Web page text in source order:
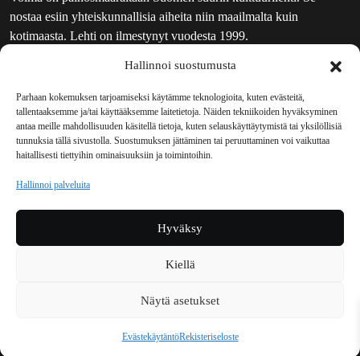
Hallinnoi suostumusta
Parhaan kokemuksen tarjoamiseksi käytämme teknologioita, kuten evästeitä,
tallentaaksemme ja/tai käyttääksemme laitetietoja. Näiden tekniikoiden hyväksyminen
antaa meille mahdollisuuden käsitellä tietoja, kuten selauskäyttäytymistä tai yksilöllisiä
tunnuksia tällä sivustolla. Suostumuksen jättäminen tai peruuttaminen voi vaikuttaa
haitallisesti tiettyihin ominaisuuksiin ja toimintoihin.
Hallinnoi palveluita
Hyväksy
Kiellä
Näytä asetukset
EvästekäytäntöRekisteriseloste
nostaa esiin yhteiskunnallisia aiheita niin maailmalta kuin
kotimaasta. Lehti on ilmestynyt vuodesta 1999.
UUTISKIRJE
MAINOSTAJILLE
VASTAMAINOKSET
JAKELUPAIKAT
REKISTERISELOSTE
TILAUKSEN PERUUTUSPYYNTÖ
TILAUSOHJEET JA -EHDOT